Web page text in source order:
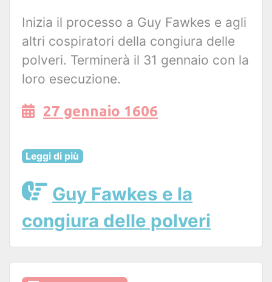
Inizia il processo a Guy Fawkes e agli
altri cospiratori della congiura delle
polveri. Terminerà il 31 gennaio con la
loro esecuzione.
27 gennaio 1606
Leggi di più
Guy Fawkes e la
congiura delle polveri